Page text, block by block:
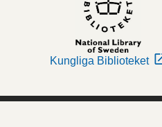
Kungliga Biblioteket